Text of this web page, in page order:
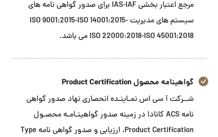
مرجع اعتبار بخشی IAS-IAF برای صدور گواهی نامه های
سیستم های مدیریت ISO 9001:2015-ISO 14001:2015-
ISO 22000:2018-ISO 45001:2018 می باشد.
گواهینامه محصول Product Certification
شــرکت آ سی اس نمـاینـده انحصاری نهاد صدور گواهی
نامه ACS کانادا در زمینه صدور گواهینـامـه محصـول
Product Certification، ارزیابی و صدور گواهی نامه Type